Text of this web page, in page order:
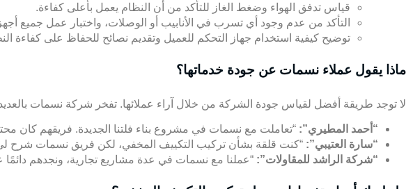
قياس تدفق الهواء وضغط الغاز للتأكد من أن النظام يعمل بأعلى كفاءة.
التأكد من عدم وجود أي تسرب في الأنابيب أو الوصلات، واختبار عمل جميع
توضيح كيفية استخدام جهاز التحكم للعميل وتقديم نصائح للحفاظ على كفاءة
ماذا يقول عملاء نسمات عن جودة خدماتها؟
لا توجد طريقة أفضل لقياس جودة الشركة من خلال آراء عملائها. تفخر شركة نسمات بالعديد
“أحمد المطيري”: “تعاملت مع نسمات في مشروع بناء فلتنا الجديدة. فريقهم كان
“سارة العتيبي”: “كنت قلقة بشأن تركيب التكييف المخفي، لكن فريق نسمات شرح لي
“شركة الراشد للمقاولات”: “عملنا مع نسمات في عدة مشاريع تجارية، ونجدهم